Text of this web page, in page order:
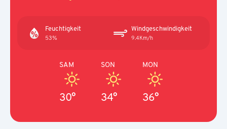
Feuchtigkeit
53%
Windgeschwindigkeit
9.4Km/h
SAM
30°
SON
34°
MON
36°